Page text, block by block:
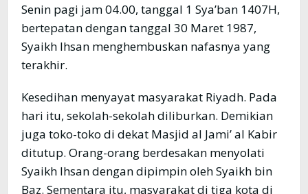
Senin pagi jam 04.00, tanggal 1 Sya’ban 1407H,
bertepatan dengan tanggal 30 Maret 1987,
Syaikh Ihsan menghembuskan nafasnya yang
terakhir.
Kesedihan menyayat masyarakat Riyadh. Pada
hari itu, sekolah-sekolah diliburkan. Demikian
juga toko-toko di dekat Masjid al Jami’ al Kabir
ditutup. Orang-orang berdesakan menyolati
Syaikh Ihsan dengan dipimpin oleh Syaikh bin
Baz. Sementara itu, masyarakat di tiga kota di